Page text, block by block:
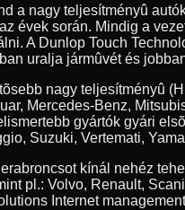
a nagy teljesítményû
évek során. Mindig a
A Dunlop Touch
uralja jármûvét és
nagy teljesítményû
Mercedes-Benz,
gyártók gyári
Suzuki, Vertemati,
kínál nehéz
pl.: Volvo, Renault,
Internet